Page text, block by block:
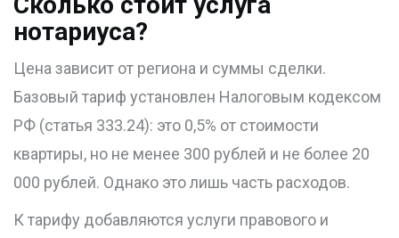
нотариуса?
Цена зависит от региона и суммы сделки.
Базовый тариф установлен Налоговым кодексом
РФ (статья 333.24): это 0,5% от стоимости
квартиры, но не менее 300 рублей и не более 20
000 рублей. Однако это лишь часть расходов.
К тарифу добавляются услуги правового и